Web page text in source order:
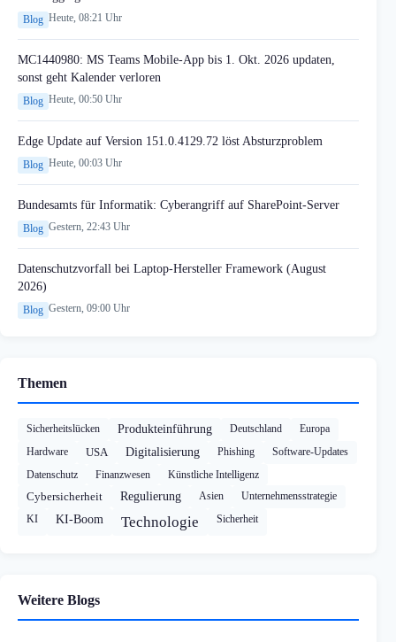
Blog Heute, 08:21 Uhr
MC1440980: MS Teams Mobile-App bis 1. Okt. 2026 updaten,
sonst geht Kalender verloren
Blog Heute, 00:50 Uhr
Edge Update auf Version 151.0.4129.72 löst Absturzproblem
Blog Heute, 00:03 Uhr
Bundesamts für Informatik: Cyberangriff auf SharePoint-Server
Blog Gestern, 22:43 Uhr
Datenschutzvorfall bei Laptop-Hersteller Framework (August
2026)
Blog Gestern, 09:00 Uhr
Themen
Sicherheitslücken Produkteinführung Deutschland
Europa
Hardware
USA Digitalisierung Phishing
Software-Updates
Datenschutz
Finanzwesen Künstliche Intelligenz
Cybersicherheit Regulierung Asien
Unternehmensstrategie
KI
KI-Boom Technologie Sicherheit
Weitere Blogs